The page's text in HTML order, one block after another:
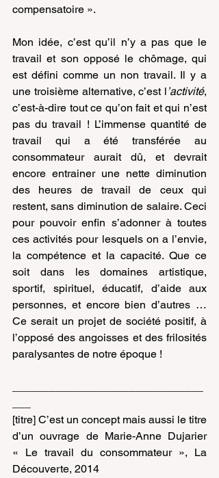
compensatoire ».
Mon idée, c’est qu’il n’y a pas que le
travail et son opposé le chômage, qui
est défini comme un non travail. Il y a
une troisième alternative, c’est l’activité,
c’est-à-dire tout ce qu’on fait et qui n’est
pas du travail ! L’immense quantité de
travail qui a été transférée au
consommateur aurait dû, et devrait
encore entrainer une nette diminution
des heures de travail de ceux qui
restent, sans diminution de salaire. Ceci
pour pouvoir enfin s’adonner à toutes
ces activités pour lesquels on a l’envie,
la compétence et la capacité. Que ce
soit dans les domaines artistique,
sportif, spirituel, éducatif, d’aide aux
personnes, et encore bien d’autres …
Ce serait un projet de société positif, à
l’opposé des angoisses et des frilosités
paralysantes de notre époque !
[titre] C’est un concept mais aussi le titre
d’un ouvrage de Marie-Anne Dujarier
« Le travail du consommateur », La
Découverte, 2014